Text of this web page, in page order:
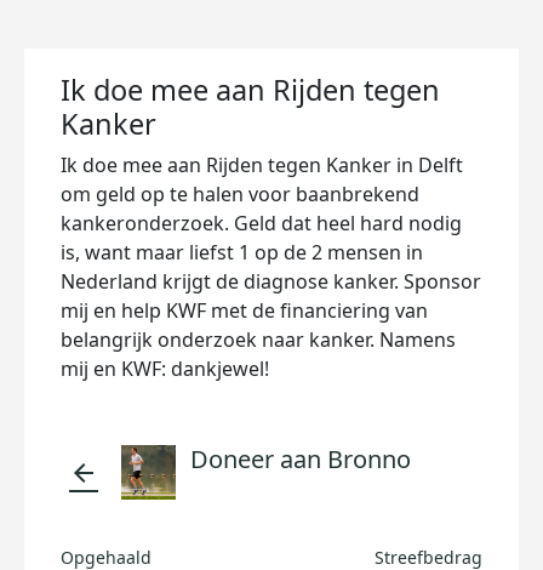
Ik doe mee aan Rijden tegen
Kanker
Ik doe mee aan Rijden tegen Kanker in Delft
om geld op te halen voor baanbrekend
kankeronderzoek. Geld dat heel hard nodig
is, want maar liefst 1 op de 2 mensen in
Nederland krijgt de diagnose kanker. Sponsor
mij en help KWF met de financiering van
belangrijk onderzoek naar kanker. Namens
mij en KWF: dankjewel!
arrow_back Doneer aan Bronno
Opgehaald Streefbedrag